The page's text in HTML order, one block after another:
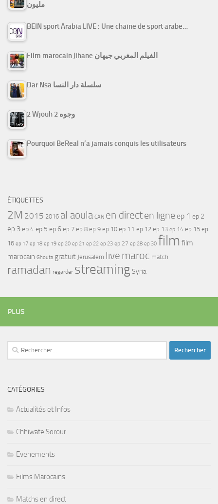
مليون
BEIN sport Arabia LIVE : Une chaine de sport arabe…
Film marocain Jihane الفيلم المغربي جيهان
Dar Nsa سلسلة دار النسا
2 Wjouh 2 وجوه
Pourquoi BeReal n’a jamais conquis les utilisateurs
ÉTIQUETTES
2M 2015 2016 al aoula CAN en directen ligne ep 1 ep 2
ep 3ep 4ep 5 ep 6 ep 7 ep 8 ep 9 ep 10 ep 11 ep 12 ep 13 ep 14 ep 15 ep
16 ep 17 ep 18 ep 19 ep 20 ep 21 ep 22 ep 23 ep 27 ep 28 ep 30 film film
marocain Ghouta gratuit Jerusalem live maroc match
ramadan regarder streamingSyria
PLUS
Rechercher :
CATÉGORIES
Actualités et Infos
Chhiwate Sorour
Evenements
Films Marocains
Matchs en direct